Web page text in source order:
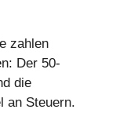
zahlen
Der 50-
die
an Steuern.